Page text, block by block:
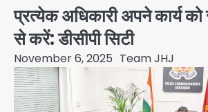
प्रत्येक अधिकारी अपने कार्य
से करें: डीसीपी सिटी
November 6, 2025 Team JHJ